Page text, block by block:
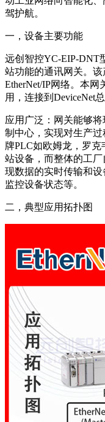
驾护航。
一，设备主要功能
远创智控YC-EIP-DNT
站功能的通讯网关。该
EtherNet/IP网络。本网
用，连接到DeviceNet
应用广泛：网关能够
制中心，实现对生产
牌PLC如欧姆龙，罗克
站设备，而整体的工厂
现数据的实时传输和设
监控设备状态等。
二，典型应用拓扑图